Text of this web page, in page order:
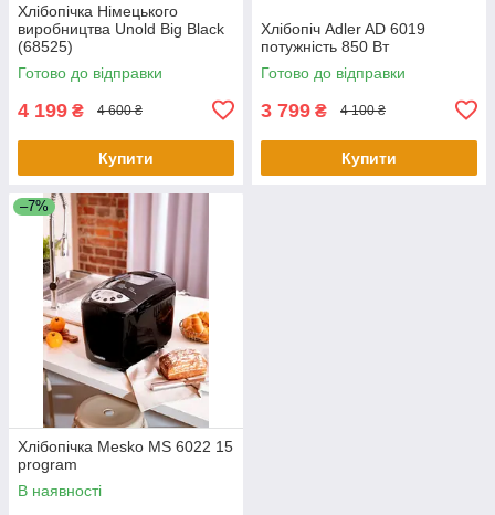
Хлібопічка Німецького
виробництва Unold Big Black
(68525)
Готово до відправки
4 199 ₴ 4 600 ₴
Купити
Хлібопіч Adler AD 6019
потужність 850 Вт
Готово до відправки
3 799 ₴ 4 100 ₴
Купити
–7%
Хлібопічка Mesko MS 6022 15
program
В наявності